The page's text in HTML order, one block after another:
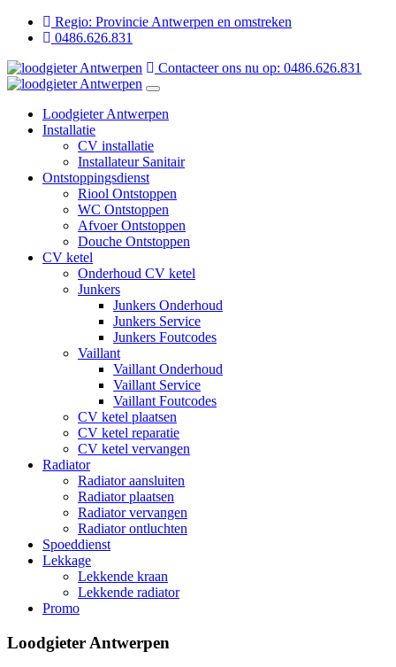
Regio: Provincie Antwerpen en omstreken
0486.626.831
Contacteer ons nu op: 0486.626.831
Loodgieter Antwerpen
Installatie
CV installatie
Installateur Sanitair
Ontstoppingsdienst
Riool Ontstoppen
WC Ontstoppen
Afvoer Ontstoppen
Douche Ontstoppen
CV ketel
Onderhoud CV ketel
Junkers
Junkers Onderhoud
Junkers Service
Junkers Foutcodes
Vaillant
Vaillant Onderhoud
Vaillant Service
Vaillant Foutcodes
CV ketel plaatsen
CV ketel reparatie
CV ketel vervangen
Radiator
Radiator aansluiten
Radiator plaatsen
Radiator vervangen
Radiator ontluchten
Spoeddienst
Lekkage
Lekkende kraan
Lekkende radiator
Promo
Loodgieter Antwerpen